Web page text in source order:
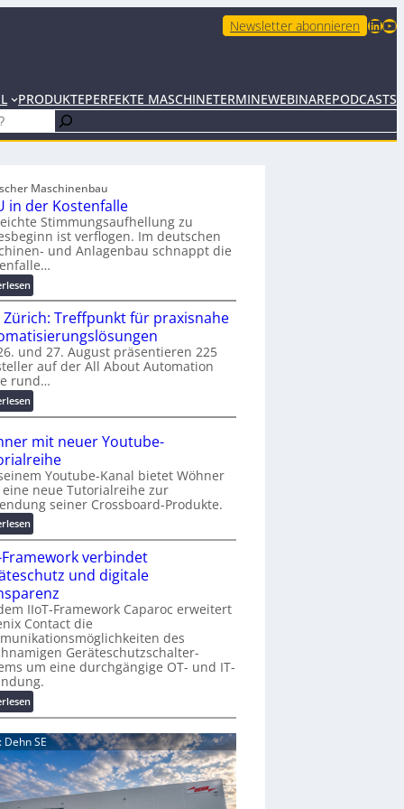
Newsletter abonnieren LinkedIn YouTube
PRODUKTEPERFEKTE MASCHINETERMINEWEBINAREPODCASTS
Maschinenbau
in der Kostenfalle
Stimmungsaufhellung zu
ist verflogen. Im deutschen
und Anlagenbau schnappt die
:
K
M
U
i
n
d
r
o
s
t
e
n
f
a
l
l
e
Zürich: Treffpunkt für praxisnahe
und 27. August präsentieren 225
auf der All About Automation
rund…
:
A
A
Z
ü
r
i
c
:
T
r
e
f
f
p
u
n
k
f
ü
r
p
mit neuer Youtube-
Youtube-Kanal bietet Wöhner
neue Tutorialreihe zur
seiner Crossboard-Produkte.
:
W
ö
h
n
e
r
m
i
t
n
e
u
e
r
Y
o
u
Framework verbindet
und digitale
IIoT-Framework Caparoc erweitert
Contact die
des
Geräteschutzschalter-
um eine durchgängige OT- und IT-
:
I
I
o
T
-
F
Dehn SE